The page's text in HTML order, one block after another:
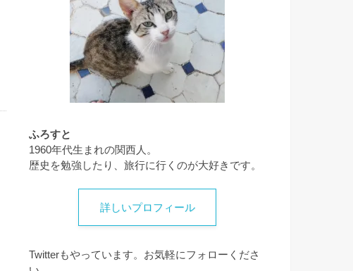
ふろすと
1960年代生まれの関西人。
歴史を勉強したり、旅行に行くのが大好きです。
詳しいプロフィール
Twitterもやっています。お気軽にフォローくださ